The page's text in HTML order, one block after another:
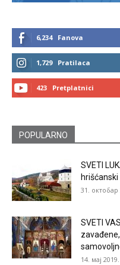
6,234 Fanova
1,729 Pratilaca
423 Pretplatnici
POPULARNO
SVETI
31. октобар
SVETI
14. мај 2019.